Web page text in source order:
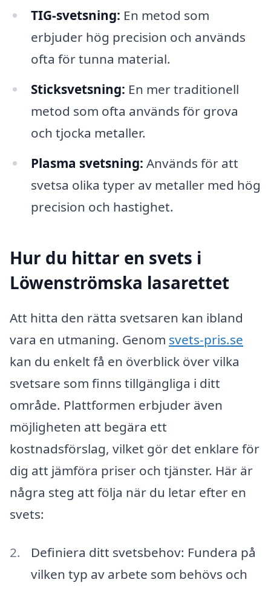
TIG-svetsning: En metod som
erbjuder hög precision och används
ofta för tunna material.
Sticksvetsning: En mer traditionell
metod som ofta används för grova
och tjocka metaller.
Plasma svetsning: Används för att
svetsa olika typer av metaller med hög
precision och hastighet.
Hur du hittar en svets i
Löwenströmska lasarettet
Att hitta den rätta svetsaren kan ibland
vara en utmaning. Genom svets-pris.se
kan du enkelt få en överblick över vilka
svetsare som finns tillgängliga i ditt
område. Plattformen erbjuder även
möjligheten att begära ett
kostnadsförslag, vilket gör det enklare för
dig att jämföra priser och tjänster. Här är
några steg att följa när du letar efter en
svets:
Definiera ditt svetsbehov: Fundera på
vilken typ av arbete som behövs och